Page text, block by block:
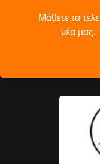
Μάθετε τα
νέα μας…